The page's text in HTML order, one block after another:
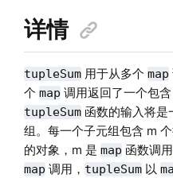
详情
tupleSum用于从多个 map
个 map 调用返回了一个包
tupleSum函数的输入将是
组。每一个子元组包含 m
的对象，m 是 map 函数调
map 调用， tupleSum以